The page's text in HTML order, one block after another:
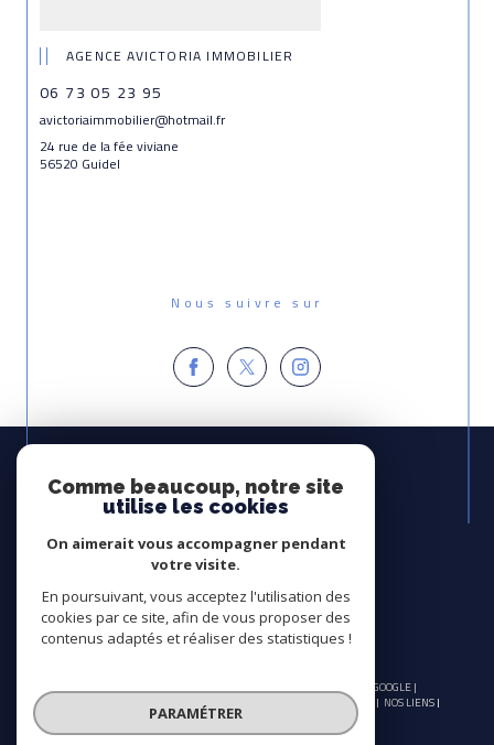
AGENCE AVICTORIA IMMOBILIER
06 73 05 23 95
avictoriaimmobilier@hotmail.fr
24 rue de la fée viviane
56520 Guidel
Nous suivre sur
Espace
PROPRIÉTAIRE
Se connecter
Avis
CLIENTS
© 2026 | TOUS DROITS RÉSERVÉS | TRADUCTION POWERED BY GOOGLE |
PLAN DU SITE ADMIN NOS LIENS
POLITIQUE RGPD
Comme beaucoup, notre site
utilise les cookies
On aimerait vous accompagner pendant
votre visite.
En poursuivant, vous acceptez l'utilisation des
cookies par ce site, afin de vous proposer des
contenus adaptés et réaliser des statistiques !
PARAMÉTRER